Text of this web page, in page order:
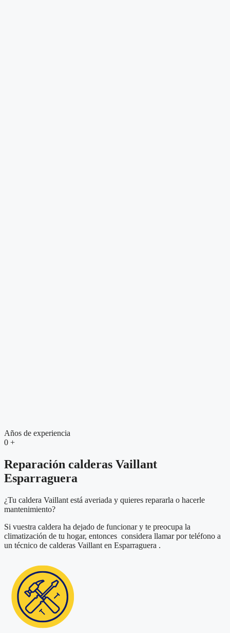
Años de experiencia
0 +
Reparación calderas Vaillant
Esparraguera
¿Tu caldera Vaillant está averiada y quieres repararla o hacerle
mantenimiento?
Si vuestra caldera ha dejado de funcionar y te preocupa la
climatización de tu hogar, entonces considera llamar por teléfono a
un técnico de calderas Vaillant en Esparraguera .